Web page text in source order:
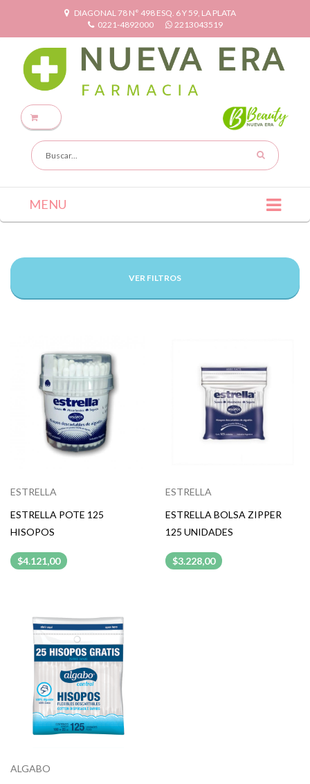
DIAGONAL 78 N° 498 ESQ. 6 Y 59, LA PLATA
0221-4892000
2213043519
MENU
VER FILTROS
ESTRELLA
ESTRELLA POTE 125
HISOPOS
$4.121,00
ESTRELLA
ESTRELLA BOLSA ZIPPER
125 UNIDADES
$3.228,00
ALGABO